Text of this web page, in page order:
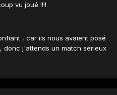
vu joué !!!!
, car ils nous avaient posé
donc j'attends un match sérieux